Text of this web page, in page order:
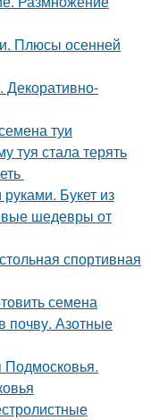
Плюсы осенней
Декоративно-
туи
туя стала терять
Букет из
шедевры от
спортивная
семена
почву. Азотные
Подмосковья.